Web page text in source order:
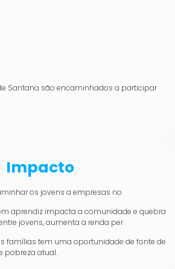
Santana são encaminhados a participar
Impacto
os jovens a empresas no
aprendiz impacta a comunidade e quebra
jovens, aumenta a renda per
famílias tem uma oportunidade de fonte de
pobreza atual.